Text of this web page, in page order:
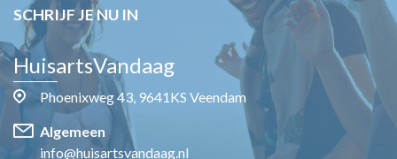
SCHRIJF JE NU IN
HuisartsVandaag
Phoenixweg 43, 9641KS Veendam
Algemeen
info@huisartsvandaag.nl